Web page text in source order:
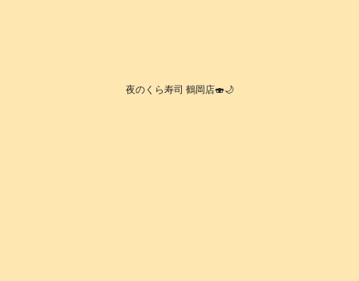
夜のくら寿司 鶴岡店🍣🌙